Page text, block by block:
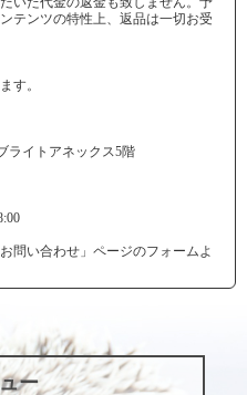
テンツの特性上、返品は一切お受
す。
ライトアネックス5階
問い合わせ」ページのフォームよ
ー